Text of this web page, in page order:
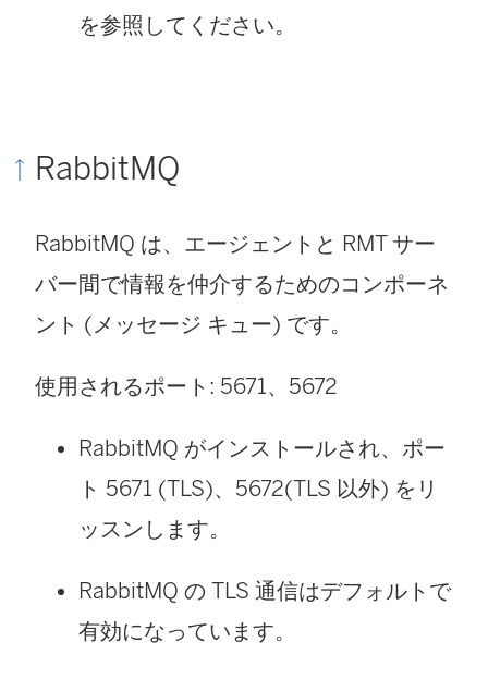
を参照してください。
RabbitMQ
RabbitMQ は、エージェントと RMT サー
バー間で情報を仲介するためのコンポーネ
ント (メッセージ キュー) です。
使用されるポート: 5671、5672
RabbitMQ がインストールされ、ポー
ト 5671 (TLS)、5672(TLS 以外) をリ
ッスンします。
RabbitMQ の TLS 通信はデフォルトで
有効になっています。